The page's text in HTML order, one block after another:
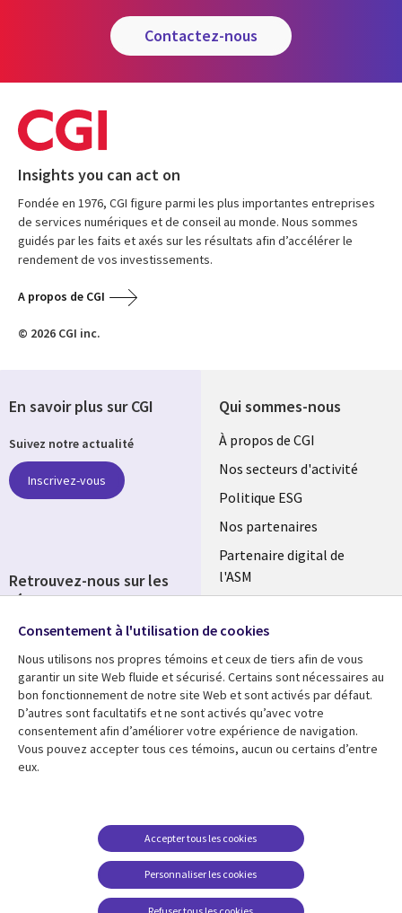
contactez-nous
Insights you can act on
Fondée en 1976, CGI figure parmi les plus importantes entreprises
de services numériques et de conseil au monde. Nous sommes
guidés par les faits et axés sur les résultats afin d’accélérer le
rendement de vos investissements.
A propos de CGI
© 2026 CGI inc.
Qui sommes-nous
Useful
links
FRANCE
À propos de CGI
Nos secteurs d'activité
Politique ESG
Nos partenaires
Partenaire digital de
l'ASM
Fusions
Ressources
Library
Links
Articles
Blog
Support
Legal
Accessibilité
conditions juridiques
FAQ Carrières
Centre de gestion des
témoins
En savoir plus sur CGI
Suivez notre actualité
Inscrivez-vous
Retrouvez-nous sur les
réseaux
Social
Media
FRANCE
Consentement à l'utilisation de cookies
Nous utilisons nos propres témoins et ceux de tiers afin de vous
garantir un site Web fluide et sécurisé. Certains sont nécessaires au
bon fonctionnement de notre site Web et sont activés par défaut.
D’autres sont facultatifs et ne sont activés qu’avec votre
consentement afin d’améliorer votre expérience de navigation.
Vous pouvez accepter tous ces témoins, aucun ou certains d’entre
eux.
Personnaliser les cookies
Accepter tous les cookies